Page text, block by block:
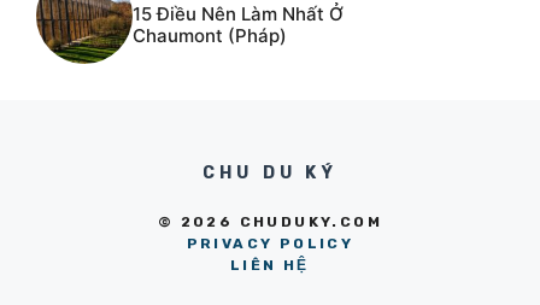
15 Điều Nên Làm Nhất Ở
Chaumont (Pháp)
CHU DU KÝ
© 2026 CHUDUKY.COM
PRIVACY POLICY
LIÊN HỆ